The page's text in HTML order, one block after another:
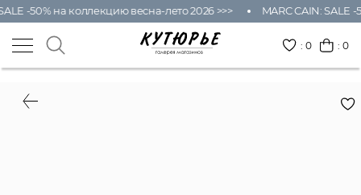
-50% на коллекцию весна-лето 2026 >>> MARC CAIN: SALE
:0 : 0